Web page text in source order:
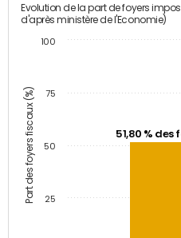
Part des foyers fiscaux (%)
Evolution de la part de foyers
d'après ministère de l'Economie)
51,80 % des
25
50
75
100